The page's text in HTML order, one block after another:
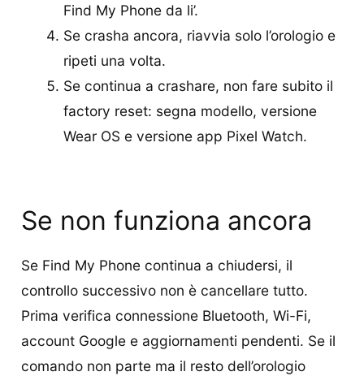
Find My Phone da li’.
Se crasha ancora, riavvia solo l’orologio e
ripeti una volta.
Se continua a crashare, non fare subito il
factory reset: segna modello, versione
Wear OS e versione app Pixel Watch.
Se non funziona ancora
Se Find My Phone continua a chiudersi, il
controllo successivo non è cancellare tutto.
Prima verifica connessione Bluetooth, Wi-Fi,
account Google e aggiornamenti pendenti. Se il
comando non parte ma il resto dell’orologio